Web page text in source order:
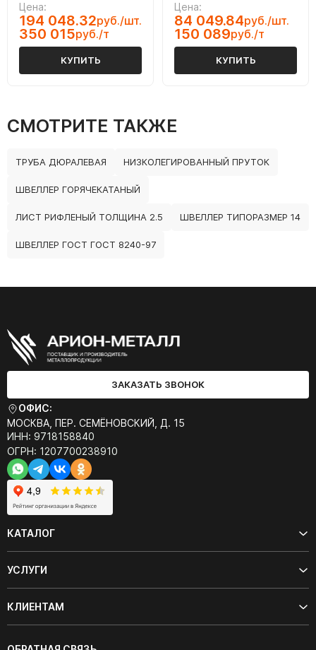
Цена:
194 048.32руб./шт.
350 015руб./т
КУПИТЬ
Цена:
84 049.84руб./шт.
150 089руб./т
КУПИТЬ
СМОТРИТЕ ТАКЖЕ
ТРУБА ДЮРАЛЕВАЯ НИЗКОЛЕГИРОВАННЫЙ ПРУТОК
ШВЕЛЛЕР ГОРЯЧЕКАТАНЫЙ
ЛИСТ РИФЛЕНЫЙ ТОЛЩИНА 2.5 ШВЕЛЛЕР ТИПОРАЗМЕР 14
ШВЕЛЛЕР ГОСТ ГОСТ 8240-97
ЗАКАЗАТЬ ЗВОНОК
ОФИС:
МОСКВА, ПЕР. СЕМЁНОВСКИЙ, Д. 15
ИНН: 9718158840
ОГРН: 1207700238910
КАТАЛОГ
УСЛУГИ
КЛИЕНТАМ